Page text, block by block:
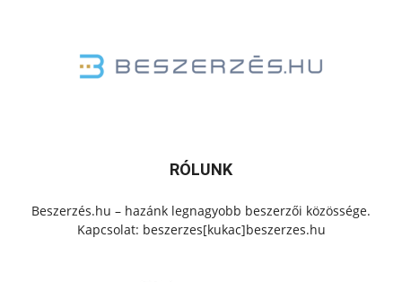
RÓLUNK
Beszerzés.hu – hazánk legnagyobb beszerzői közössége.
Kapcsolat: beszerzes[kukac]beszerzes.hu